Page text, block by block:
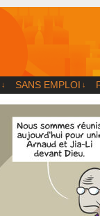
↓ SANS EMPLOI ↓